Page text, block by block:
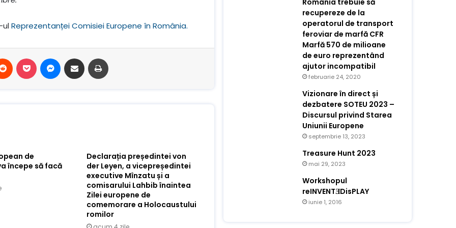
ulReprezentanței Comisiei Europene în România.
Reddit Buzunar Mesager Distribuie prin e-mail
de
începe să facă
Declarația președintei von
der Leyen, a vicepreședintei
executive Mînzatu și a
comisarului Lahbib înaintea
Zilei europene de
comemorare a Holocaustului
romilor
România trebuie să
recupereze de la
operatorul de transport
feroviar de marfă CFR
Marfă 570 de milioane
de euro reprezentând
ajutor incompatibil
februarie 24, 2020
Vizionare în direct și
dezbatere SOTEU 2023 –
Discursul privind Starea
Uniunii Europene
septembrie 13, 2023
Treasure Hunt 2023
mai 29, 2023
Workshopul
reINVENTƎDisPLAY
iunie 1, 2016